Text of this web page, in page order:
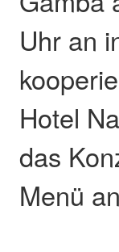
Uhr an
Hotel
das
Menü